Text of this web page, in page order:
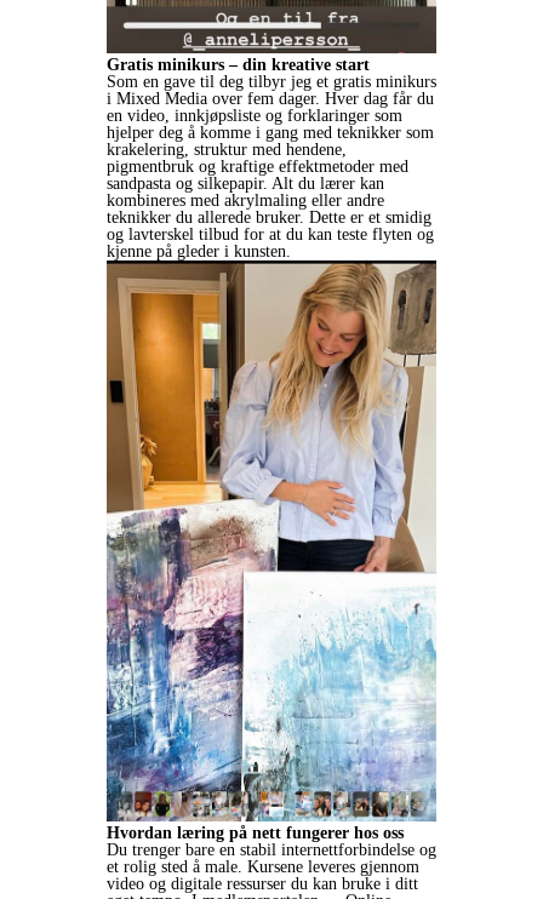
Gratis minikurs – din kreative start
Som en gave til deg tilbyr jeg et gratis minikurs
i Mixed Media over fem dager. Hver dag får du
en video, innkjøpsliste og forklaringer som
hjelper deg å komme i gang med teknikker som
krakelering, struktur med hendene,
pigmentbruk og kraftige effektmetoder med
sandpasta og silkepapir. Alt du lærer kan
kombineres med akrylmaling eller andre
teknikker du allerede bruker. Dette er et smidig
og lavterskel tilbud for at du kan teste flyten og
kjenne på gleder i kunsten.
Hvordan læring på nett fungerer hos oss
Du trenger bare en stabil internettforbindelse og
et rolig sted å male. Kursene leveres gjennom
video og digitale ressurser du kan bruke i ditt